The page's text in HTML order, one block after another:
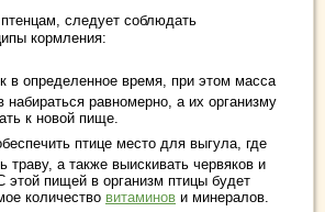
следует соблюдать
кормления:
в определенное время, при этом масса
набираться равномерно, а их организму
к новой пище.
птице место для выгула, где
траву, а также выискивать червяков и
этой пищей в организм птицы будет
количество витаминов и минералов.